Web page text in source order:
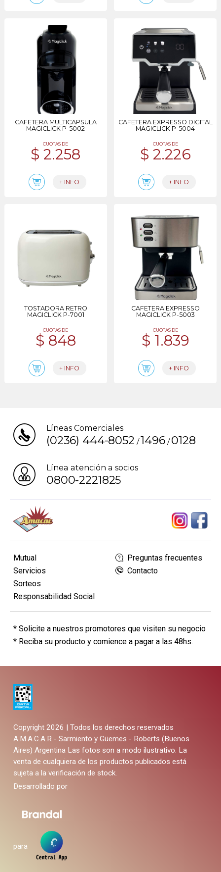
CAFETERA MULTICAPSULA
MAGICLICK P-5002
CUOTAS DE
$ 2.258
+ INFO
CAFETERA EXPRESSO DIGITAL
MAGICLICK P-5004
CUOTAS DE
$ 2.226
+ INFO
TOSTADORA RETRO
MAGICLICK P-7001
CUOTAS DE
$ 848
+ INFO
CAFETERA EXPRESSO
MAGICLICK P-5003
CUOTAS DE
$ 1.839
+ INFO
Líneas Comerciales
(0236) 444-8052 /1496/0128
Línea atención a socios
0800-2221825
Mutual
Servicios
Sorteos
Responsabilidad Social
Preguntas frecuentes
Contacto
* Solicite a nuestros promotores que visiten su negocio
* Reciba su producto y comience a pagar a las 48hs.
Copyright 2026 | Todos los derechos reservados
A.M.A.C.A.R - Sarmiento y Güemes - Roberts (Buenos
Aires) Argentina Las fotos son a modo ilustrativo. La
venta de cualquiera de los productos publicados está
sujeta a la verificación de stock.
Desarrollado por
para